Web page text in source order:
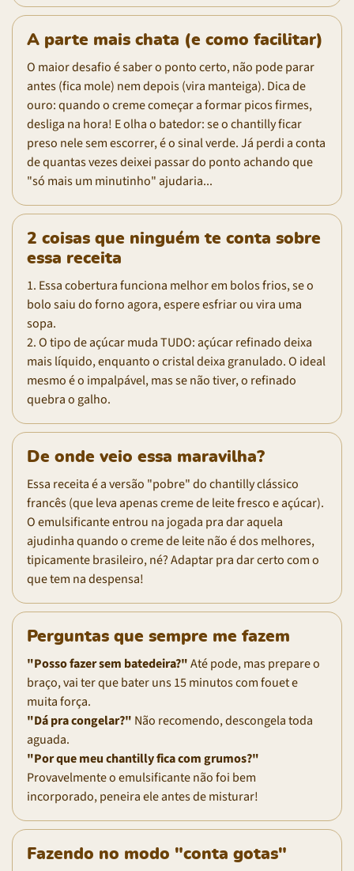
A parte mais chata (e como facilitar)
O maior desafio é saber o ponto certo, não pode parar
antes (fica mole) nem depois (vira manteiga). Dica de
ouro: quando o creme começar a formar picos firmes,
desliga na hora! E olha o batedor: se o chantilly ficar
preso nele sem escorrer, é o sinal verde. Já perdi a conta
de quantas vezes deixei passar do ponto achando que
"só mais um minutinho" ajudaria...
2 coisas que ninguém te conta sobre
essa receita
1. Essa cobertura funciona melhor em bolos frios, se o
bolo saiu do forno agora, espere esfriar ou vira uma
sopa.
2. O tipo de açúcar muda TUDO: açúcar refinado deixa
mais líquido, enquanto o cristal deixa granulado. O ideal
mesmo é o impalpável, mas se não tiver, o refinado
quebra o galho.
De onde veio essa maravilha?
Essa receita é a versão "pobre" do chantilly clássico
francês (que leva apenas creme de leite fresco e açúcar).
O emulsificante entrou na jogada pra dar aquela
ajudinha quando o creme de leite não é dos melhores,
tipicamente brasileiro, né? Adaptar pra dar certo com o
que tem na despensa!
Perguntas que sempre me fazem
"Posso fazer sem batedeira?"Até pode, mas prepare o
braço, vai ter que bater uns 15 minutos com fouet e
muita força.
"Dá pra congelar?" Não recomendo, descongela toda
aguada.
"Por que meu chantilly fica com grumos?"
Provavelmente o emulsificante não foi bem
incorporado, peneira ele antes de misturar!
Fazendo no modo "conta gotas"